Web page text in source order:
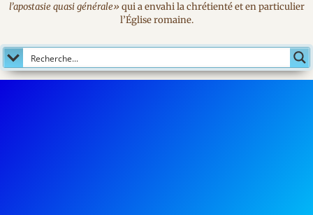
l’apostasie quasi générale» qui a envahi la chrétienté et en particulier
l’Église romaine.